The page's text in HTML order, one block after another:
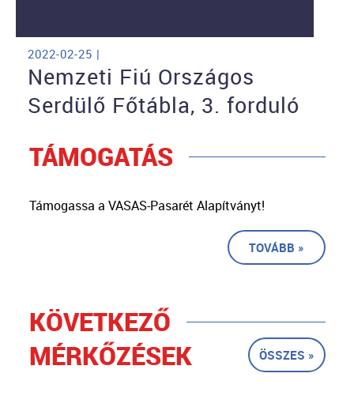
2022-02-25 |
Nemzeti Fiú Országos
Serdülő Főtábla, 3. forduló
TÁMOGATÁS
Támogassa a VASAS-Pasarét Alapítványt!
TOVÁBB »
KÖVETKEZŐ
MÉRKŐZÉSEK
ÖSSZES »